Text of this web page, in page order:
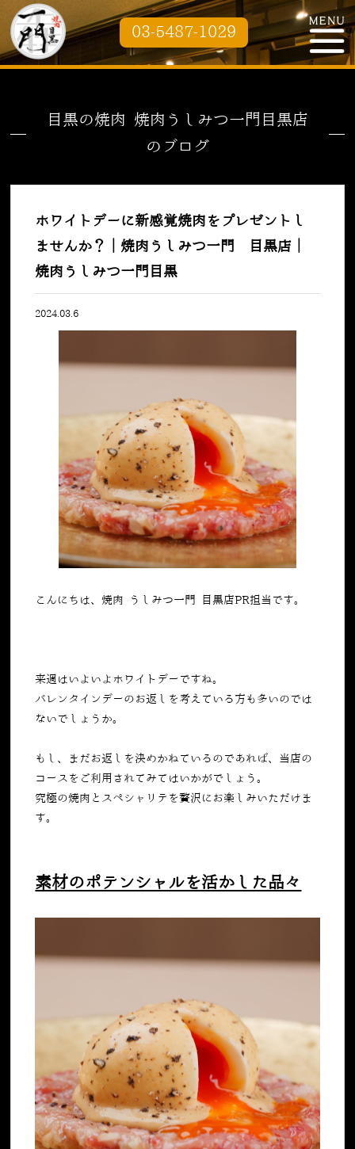
03-5487-1029
目黒の焼肉 焼肉うしみつ一門目黒店
のブログ
ホワイトデーに新感覚焼肉をプレゼントし
ませんか？｜焼肉うしみつ一門 目黒店｜
焼肉うしみつ一門目黒
2024.03.6
こんにちは、焼肉 うしみつ一門 目黒店PR担当です。
来週はいよいよホワイトデーですね。
バレンタインデーのお返しを考えている方も多いのでは
ないでしょうか。
もし、まだお返しを決めかねているのであれば、当店の
コースをご利用されてみてはいかがでしょう。
究極の焼肉とスペシャリテを贅沢にお楽しみいただけま
す。
素材のポテンシャルを活かした品々